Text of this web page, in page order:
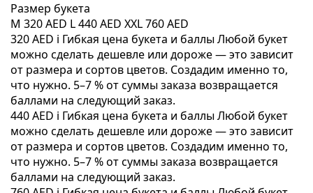
Размер букета
M 320 AED L440 AED XXL760 AED
320 AED i Гибкая цена букета и баллыЛюбой букет
можно сделать дешевле или дороже — это зависит
от размера и сортов цветов. Создадим именно то,
что нужно. 5–7 % от суммы заказа возвращается
баллами на следующий заказ.
440 AED i Гибкая цена букета и баллыЛюбой букет
можно сделать дешевле или дороже — это зависит
от размера и сортов цветов. Создадим именно то,
что нужно. 5–7 % от суммы заказа возвращается
баллами на следующий заказ.